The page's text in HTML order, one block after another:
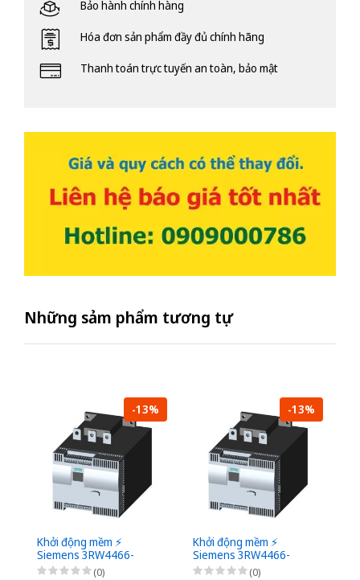
Bảo hành chính hàng
Hóa đơn sản phẩm đầy đủ chính hãng
Thanh toán trực tuyến an toàn, bảo mật
Những sảm phẩm tương tự
-13%
Khởi động mềm ⚡️
Siemens 3RW4466-
6BC46 ⚡️
(0)
-13%
Khởi động mềm ⚡️
Siemens 3RW4466-
6BC45 ⚡️
(0)